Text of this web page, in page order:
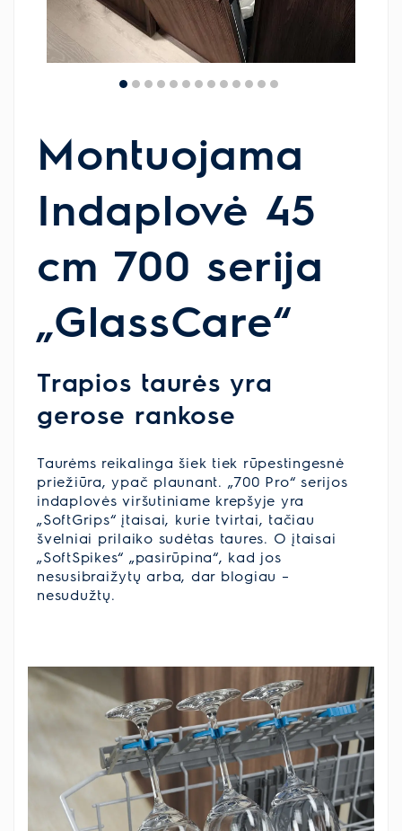
Montuojama
Indaplovė 45
cm 700 serija
„GlassCare“
Trapios taurės yra
gerose rankose
Taurėms reikalinga šiek tiek rūpestingesnė
priežiūra, ypač plaunant. „700 Pro“ serijos
indaplovės viršutiniame krepšyje yra
„SoftGrips“ įtaisai, kurie tvirtai, tačiau
švelniai prilaiko sudėtas taures. O įtaisai
„SoftSpikes“ „pasirūpina“, kad jos
nesusibraižytų arba, dar blogiau –
nesudužtų.